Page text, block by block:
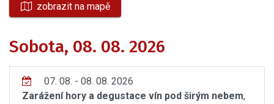
zobrazit na mapě
Sobota, 08. 08. 2026
07. 08. - 08. 08. 2026
Zarážení hory a degustace vín pod širým nebem,